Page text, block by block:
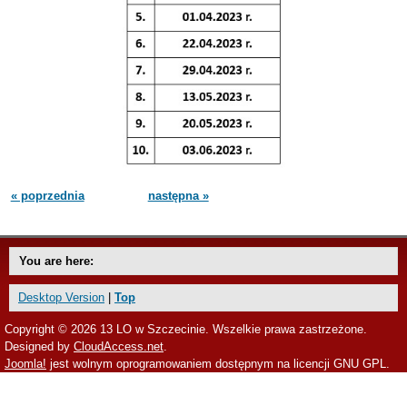
« poprzednia następna »
You are here:
Desktop Version Top
Copyright © 2026 13 LO w Szczecinie. Wszelkie prawa zastrzeżone.
Designed by CloudAccess.net
Joomla! jest wolnym oprogramowaniem dostępnym na licencji GNU GPL.